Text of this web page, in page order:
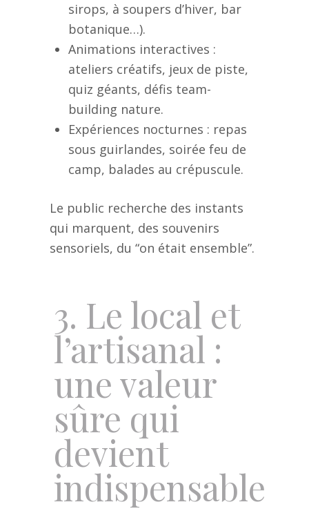
sirops, à soupers d’hiver, bar
botanique…).
Animations interactives :
ateliers créatifs, jeux de piste,
quiz géants, défis team-
building nature.
Expériences nocturnes : repas
sous guirlandes, soirée feu de
camp, balades au crépuscule.
Le public recherche des instants
qui marquent, des souvenirs
sensoriels, du “on était ensemble”.
3. Le local et
l’artisanal :
une valeur
sûre qui
devient
indispensable